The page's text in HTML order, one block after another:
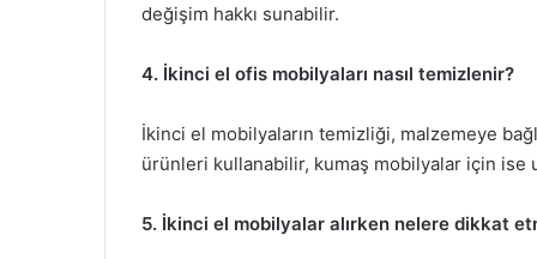
değişim hakkı sunabilir.
4. İkinci el ofis mobilyaları nasıl temizlenir?
İkinci el mobilyaların temizliği, malzemeye
ürünleri kullanabilir, kumaş mobilyalar için
5. İkinci el mobilyalar alırken nelere dikkat